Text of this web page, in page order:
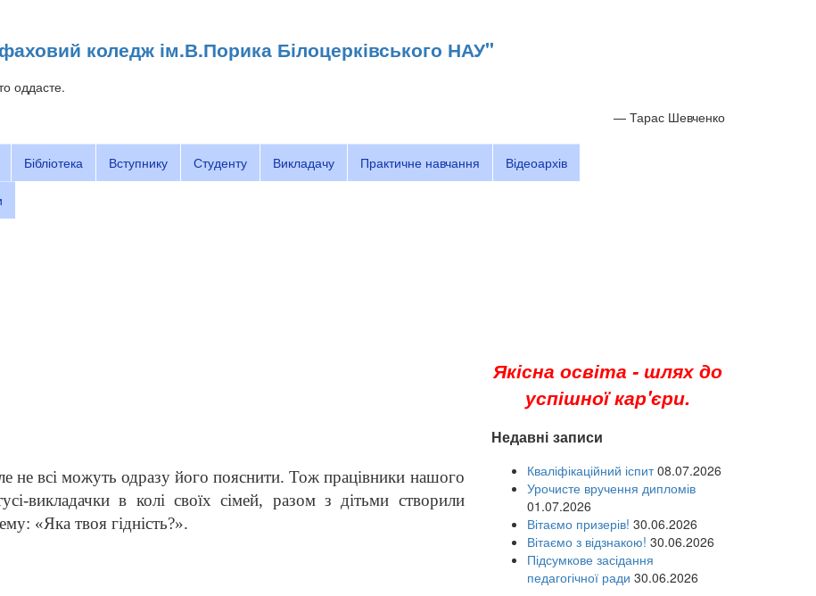
коледж ім.В.Порика Білоцерківського НАУ"
оддасте.
— Тарас Шевченко
Бібліотека Вступнику Студенту Викладачу Практичне навчання Відеоархів
не всі можуть одразу його пояснити. Тож працівники нашого
викладачки в колі своїх сімей, разом з дітьми створили
«Яка твоя гідність?».
Якісна освіта - шлях до
успішної кар'єри.
Недавні записи
Кваліфікаційний іспит 08.07.2026
Урочисте вручення дипломів
01.07.2026
Вітаємо призерів! 30.06.2026
Вітаємо з відзнакою! 30.06.2026
Підсумкове засідання
педагогічної ради 30.06.2026